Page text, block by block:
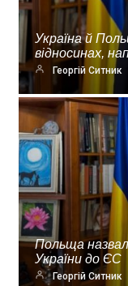
Україна й
відносинах,
Георгій Ситник
Польща
України до ЄС
Георгій Ситник